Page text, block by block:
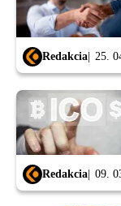
Redakcia 25.
Redakcia 09.